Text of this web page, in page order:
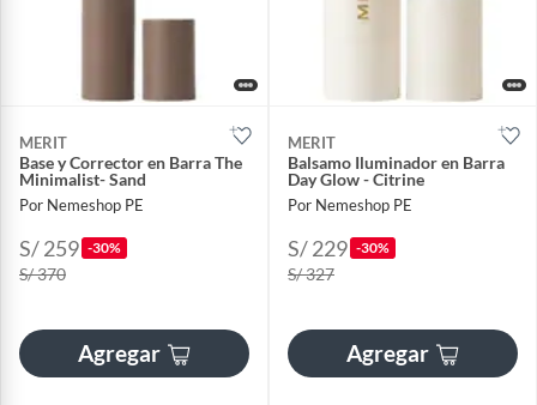
MERIT
Base y Corrector en Barra The
Minimalist- Sand
Por Nemeshop PE
S/ 259 -30%
S/ 370
Agregar
MERIT
Balsamo Iluminador en Barra
Day Glow - Citrine
Por Nemeshop PE
S/ 229 -30%
S/ 327
Agregar